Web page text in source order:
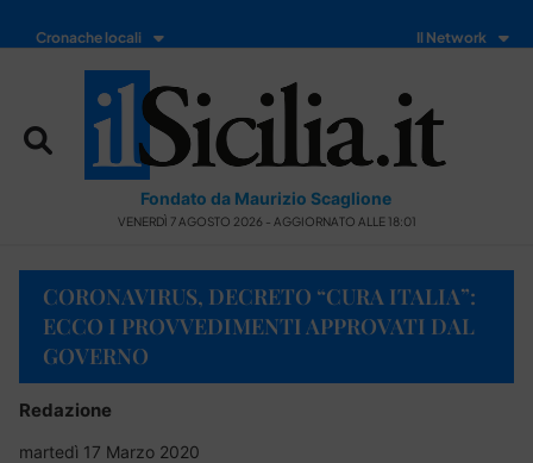
Cronache locali Il Network
Fondato da Maurizio Scaglione
VENERDÌ 7 AGOSTO 2026 - AGGIORNATO ALLE 18:01
CORONAVIRUS, DECRETO “CURA ITALIA”:
ECCO I PROVVEDIMENTI APPROVATI DAL
GOVERNO
Redazione
martedì 17 Marzo 2020